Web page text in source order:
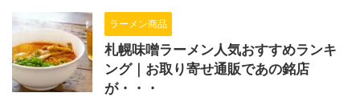
ラーメン商品
札幌味噌ラーメン人気おすすめランキ
ング｜お取り寄せ通販であの銘店
が・・・